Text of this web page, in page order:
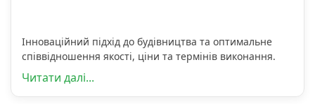
Інноваційний підхід до будівництва та оптимальне
співвідношення якості, ціни та термінів виконання.
Читати далі...